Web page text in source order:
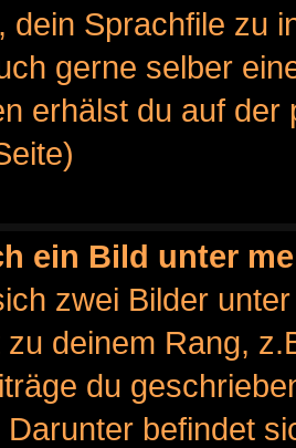
dein Sprachfile zu
gerne selber
erhälst du auf
ein Bild unter
zwei Bilder
deinem Rang,
du
befindet